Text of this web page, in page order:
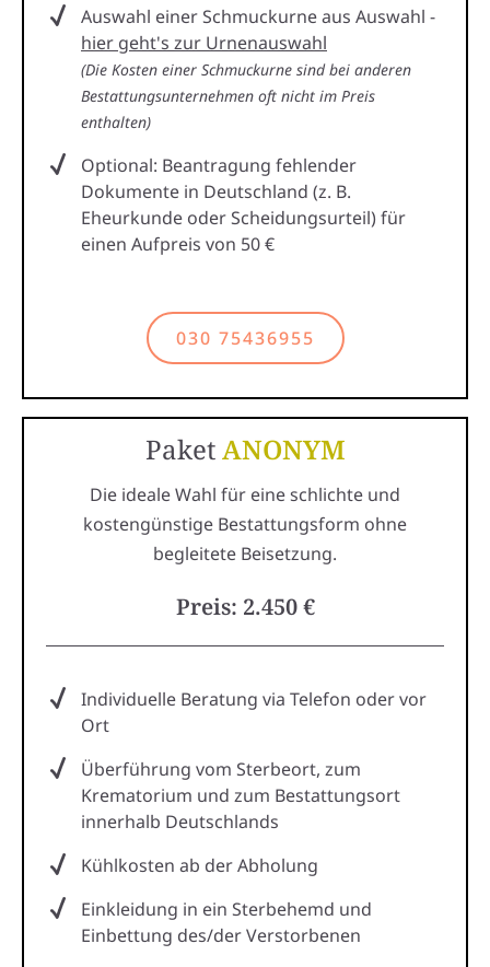
Auswahl einer Schmuckurne aus Auswahl -
hier geht's zur Urnenauswahl
(Die Kosten einer Schmuckurne sind bei anderen
Bestattungsunternehmen oft nicht im Preis
enthalten)
Optional: Beantragung fehlender
Dokumente in Deutschland (z. B.
Eheurkunde oder Scheidungsurteil) für
einen Aufpreis von 50 €
030 75436955
PaketANONYM
Die ideale Wahl für eine schlichte und
kostengünstige Bestattungsform ohne
begleitete Beisetzung.
Preis: 2.450 €
Individuelle Beratung via Telefon oder vor
Ort
Überführung vom Sterbeort, zum
Krematorium und zum Bestattungsort
innerhalb Deutschlands
Kühlkosten ab der Abholung
Einkleidung in ein Sterbehemd und
Einbettung des/der Verstorbenen